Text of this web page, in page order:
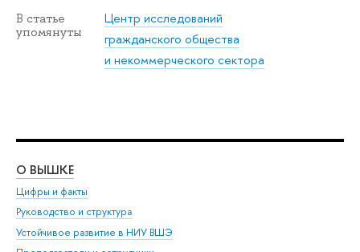
В статье
упомянуты
Центр исследований
гражданского общества
и некоммерческого сектора
О ВЫШКЕ
Цифры и факты
Руководство и структура
Устойчивое развитие в НИУ ВШЭ